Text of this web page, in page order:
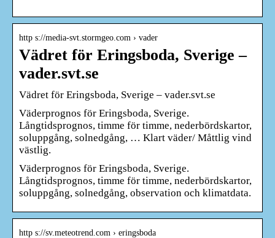
http s://media-svt.stormgeo.com › vader
Vädret för Eringsboda, Sverige –
vader.svt.se
Vädret för Eringsboda, Sverige – vader.svt.se
Väderprognos för Eringsboda, Sverige.
Långtidsprognos, timme för timme, nederbördskartor,
soluppgång, solnedgång, … Klart väder/ Måttlig vind
västlig.
Väderprognos för Eringsboda, Sverige.
Långtidsprognos, timme för timme, nederbördskartor,
soluppgång, solnedgång, observation och klimatdata.
http s://sv.meteotrend.com › eringsboda